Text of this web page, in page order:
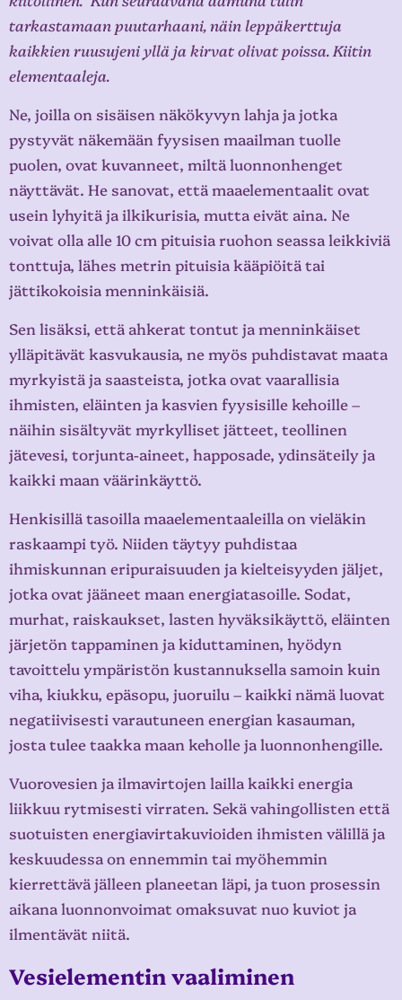
tarkastamaan puutarhaani, näin leppäkerttuja
kaikkien ruusujeni yllä ja kirvat olivat poissa. Kiitin
elementaaleja.
Ne, joilla on sisäisen näkökyvyn lahja ja jotka
pystyvät näkemään fyysisen maailman tuolle
puolen, ovat kuvanneet, miltä luonnonhenget
näyttävät. He sanovat, että maaelementaalit ovat
usein lyhyitä ja ilkikurisia, mutta eivät aina. Ne
voivat olla alle 10 cm pituisia ruohon seassa leikkiviä
tonttuja, lähes metrin pituisia kääpiöitä tai
jättikokoisia menninkäisiä.
Sen lisäksi, että ahkerat tontut ja menninkäiset
ylläpitävät kasvukausia, ne myös puhdistavat maata
myrkyistä ja saasteista, jotka ovat vaarallisia
ihmisten, eläinten ja kasvien fyysisille kehoille –
näihin sisältyvät myrkylliset jätteet, teollinen
jätevesi, torjunta-aineet, happosade, ydinsäteily ja
kaikki maan väärinkäyttö.
Henkisillä tasoilla maaelementaaleilla on vieläkin
raskaampi työ. Niiden täytyy puhdistaa
ihmiskunnan eripuraisuuden ja kielteisyyden jäljet,
jotka ovat jääneet maan energiatasoille. Sodat,
murhat, raiskaukset, lasten hyväksikäyttö, eläinten
järjetön tappaminen ja kiduttaminen, hyödyn
tavoittelu ympäristön kustannuksella samoin kuin
viha, kiukku, epäsopu, juoruilu – kaikki nämä luovat
negatiivisesti varautuneen energian kasauman,
josta tulee taakka maan keholle ja luonnonhengille.
Vuorovesien ja ilmavirtojen lailla kaikki energia
liikkuu rytmisesti virraten. Sekä vahingollisten että
suotuisten energiavirtakuvioiden ihmisten välillä ja
keskuudessa on ennemmin tai myöhemmin
kierrettävä jälleen planeetan läpi, ja tuon prosessin
aikana luonnonvoimat omaksuvat nuo kuviot ja
ilmentävät niitä.
Vesielementin vaaliminen